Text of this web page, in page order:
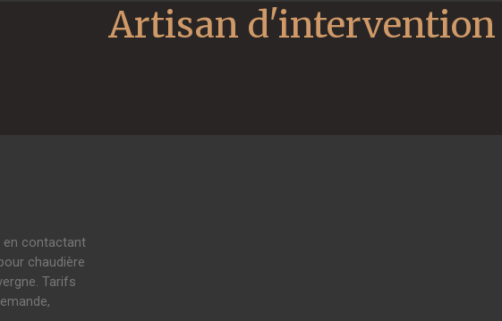
contactant
chaudière
Tarifs
Artisan d'intervention